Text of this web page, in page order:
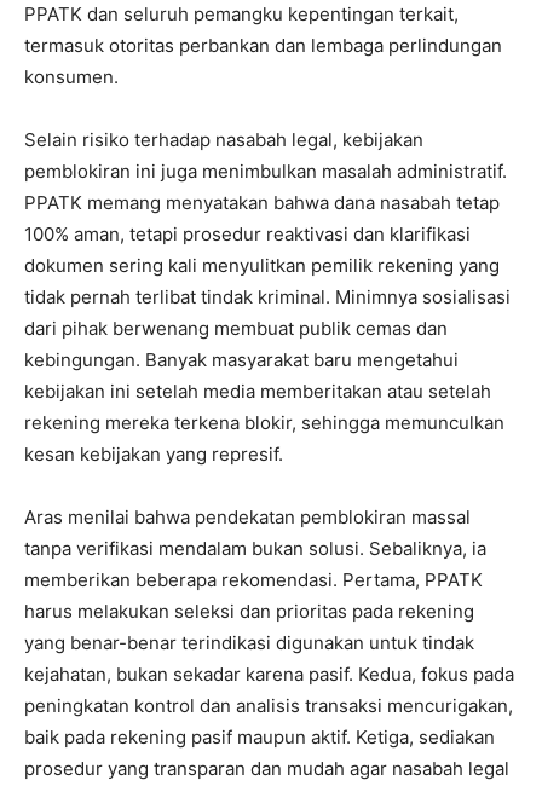
PPATK dan seluruh pemangku kepentingan terkait,
termasuk otoritas perbankan dan lembaga perlindungan
konsumen.
Selain risiko terhadap nasabah legal, kebijakan
pemblokiran ini juga menimbulkan masalah administratif.
PPATK memang menyatakan bahwa dana nasabah tetap
100% aman, tetapi prosedur reaktivasi dan klarifikasi
dokumen sering kali menyulitkan pemilik rekening yang
tidak pernah terlibat tindak kriminal. Minimnya sosialisasi
dari pihak berwenang membuat publik cemas dan
kebingungan. Banyak masyarakat baru mengetahui
kebijakan ini setelah media memberitakan atau setelah
rekening mereka terkena blokir, sehingga memunculkan
kesan kebijakan yang represif.
Aras menilai bahwa pendekatan pemblokiran massal
tanpa verifikasi mendalam bukan solusi. Sebaliknya, ia
memberikan beberapa rekomendasi. Pertama, PPATK
harus melakukan seleksi dan prioritas pada rekening
yang benar-benar terindikasi digunakan untuk tindak
kejahatan, bukan sekadar karena pasif. Kedua, fokus pada
peningkatan kontrol dan analisis transaksi mencurigakan,
baik pada rekening pasif maupun aktif. Ketiga, sediakan
prosedur yang transparan dan mudah agar nasabah legal